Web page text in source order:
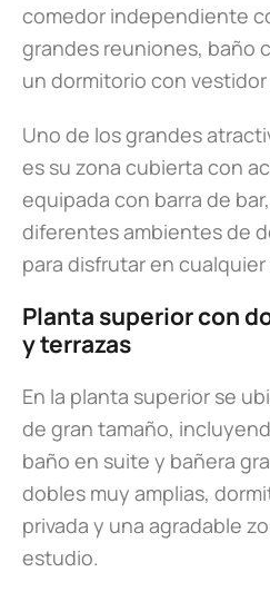
comedor independiente
grandes reuniones, baño
un dormitorio con
Uno de los grandes
es su zona cubierta con
equipada con barra de
diferentes ambientes de
para disfrutar en
Planta superior con
y terrazas
En la planta superior se
de gran tamaño,
baño en suite y bañera
dobles muy amplias,
privada y una agradable
estudio.